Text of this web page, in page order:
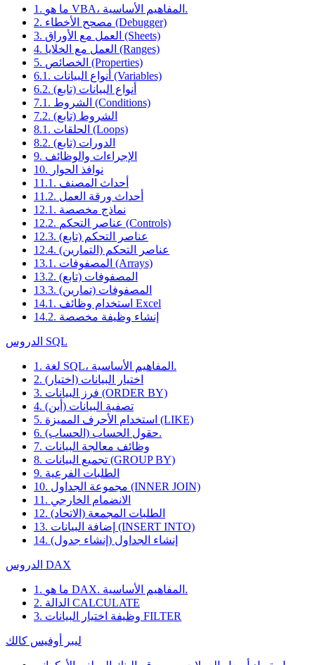
1. ما هو VBA، المفاهيم الأساسية.
2. مصحح الأخطاء (Debugger)
3. العمل مع الأوراق (Sheets)
4. العمل مع الخلايا (Ranges)
5. الخصائص (Properties)
6.1. أنواع البيانات (Variables)
6.2. أنواع البيانات (تابع)
7.1. الشروط (Conditions)
7.2. الشروط (تابع)
8.1. الحلقات (Loops)
8.2. الدورات (تابع)
9. الإجراءات والوظائف
10. نوافذ الحوار
11.1. أحداث المصنف
11.2. أحداث ورقة العمل
12.1. نماذج مخصصة
12.2. عناصر التحكم (Controls)
12.3. عناصر التحكم (تابع)
12.4. عناصر التحكم (التمارين)
13.1. المصفوفات (Arrays)
13.2. المصفوفات (تابع)
13.3. المصفوفات (تمارين)
14.1. استخدام وظائف Excel
14.2. إنشاء وظيفة مخصصة
الدروس SQL
1. لغة SQL، المفاهيم الأساسية.
2. اختيار البيانات (اختيار)
3. فرز البيانات (ORDER BY)
4. تصفية البيانات (أين)
5. استخدام الأحرف المميزة (LIKE)
6. حقول الحساب (الحساب).
7. وظائف معالجة البيانات
8. تجميع البيانات (GROUP BY)
9. الطلبات الفرعية
10. مجموعة الجداول (INNER JOIN)
11. الانضمام الخارجي
12. الطلبات المجمعة (الاتحاد)
13. إضافة البيانات (INSERT INTO)
14. إنشاء الجداول (إنشاء جدول)
الدروس DAX
1. ما هو DAX. المفاهيم الأساسية.
2. الدالة CALCULATE
3. وظيفة اختيار البيانات FILTER
ليبر أوفيس كالك